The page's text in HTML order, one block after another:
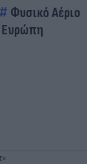
Φυσικό Αέριο
Ευρώπη